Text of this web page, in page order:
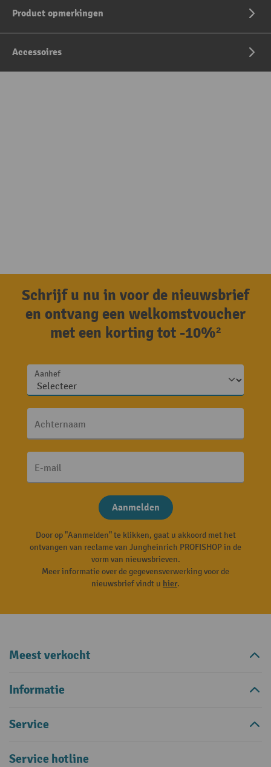
Product opmerkingen
Accessoires
Schrijf u nu in voor de nieuwsbrief
en ontvang een welkomstvoucher
met een korting tot -10%²
Aanhef
Achternaam
E-mail
Aanmelden
Door op "Aanmelden" te klikken, gaat u akkoord met het
ontvangen van reclame van Jungheinrich PROFISHOP in de
vorm van nieuwsbrieven.
Meer informatie over de gegevensverwerking voor de
nieuwsbrief vindt u hier.
Meest verkocht
Informatie
Service
Service hotline